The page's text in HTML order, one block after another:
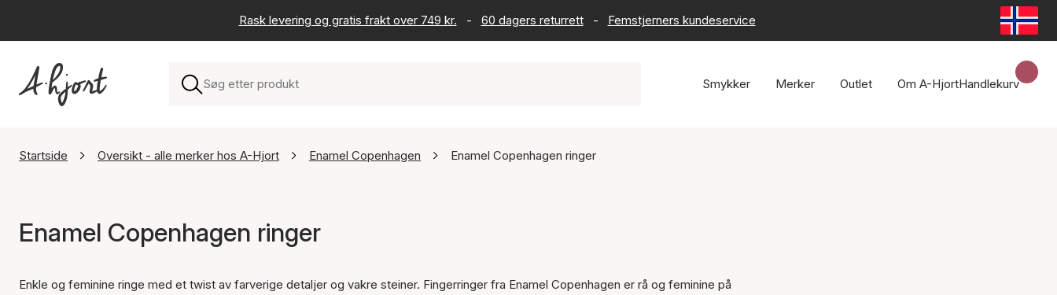
Rask levering og gratis frakt over 749 kr. - 60 dagers returrett - Femstjerners kundeservice
Smykker Merker Outlet Om A-HjortHandlekurv
Startside Oversikt - alle merker hos A-Hjort Enamel Copenhagen Enamel Copenhagen ringer
Enamel Copenhagen ringer
Enkle og feminine ringe med et twist av farverige detaljer og vakre steiner. Fingerringer fra Enamel Copenhagen er rå og feminine på